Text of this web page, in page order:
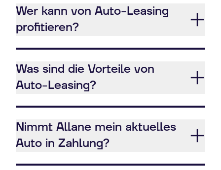
Wer kann von Auto-Leasing
profitieren?
Was sind die Vorteile von
Auto-Leasing?
Nimmt Allane mein aktuelles
Auto in Zahlung?